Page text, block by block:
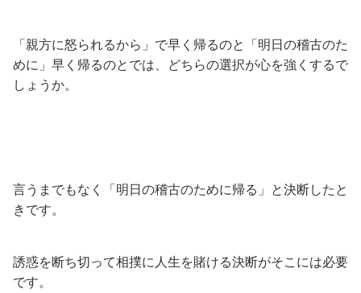
「親方に怒られるから」で早く帰るのと「明日の稽古のた
めに」早く帰るのとでは、どちらの選択が心を強くするで
しょうか。
言うまでもなく「明日の稽古のために帰る」と決断したと
きです。
誘惑を断ち切って相撲に人生を賭ける決断がそこには必要
です。